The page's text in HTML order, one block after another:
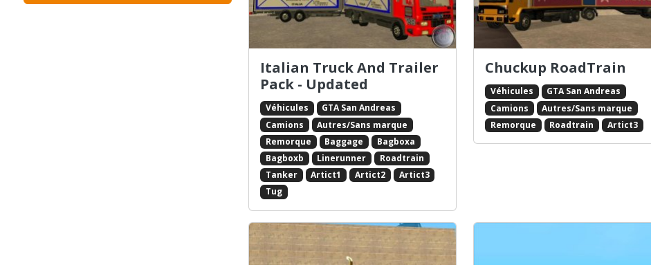
Bagboxa
Italian Truck And Trailer
Pack - Updated
Véhicules
GTA San Andreas
Camions
Autres/Sans marque
Remorque
Baggage
Bagboxa
Bagboxb
Linerunner
Roadtrain
Tanker
Artict1 Artict2
Artict3
Tug
Chuckup RoadTrain
Véhicules
GTA San Andreas
Camions
Autres/Sans marque
Remorque
Roadtrain Artict3